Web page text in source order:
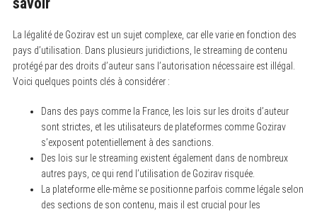
La légalité de Gozirav est un sujet complexe, car elle varie en fonction des
pays d’utilisation. Dans plusieurs juridictions, le streaming de contenu
protégé par des droits d’auteur sans l’autorisation nécessaire est illégal.
Voici quelques points clés à considérer :
Dans des pays comme la France, les lois sur les droits d’auteur
sont strictes, et les utilisateurs de plateformes comme Gozirav
s’exposent potentiellement à des sanctions.
Des lois sur le streaming existent également dans de nombreux
autres pays, ce qui rend l’utilisation de Gozirav risquée.
La plateforme elle-même se positionne parfois comme légale selon
des sections de son contenu, mais il est crucial pour les
S
a
r
h
o